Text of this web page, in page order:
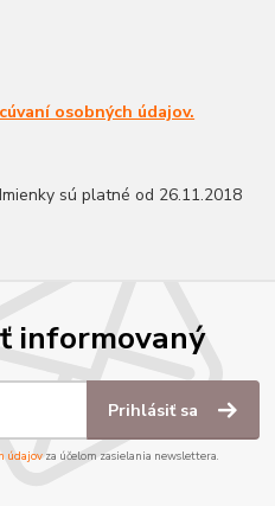
osobných údajov.
sú platné od 26.11.2018
informovaný
Prihlásiť sa
údajov za účelom zasielania newslettera.